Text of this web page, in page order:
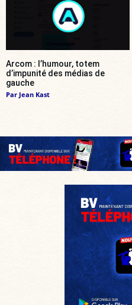
Arcom : l’humour, totem
d’impunité des médias de
gauche
Par Jean Kast